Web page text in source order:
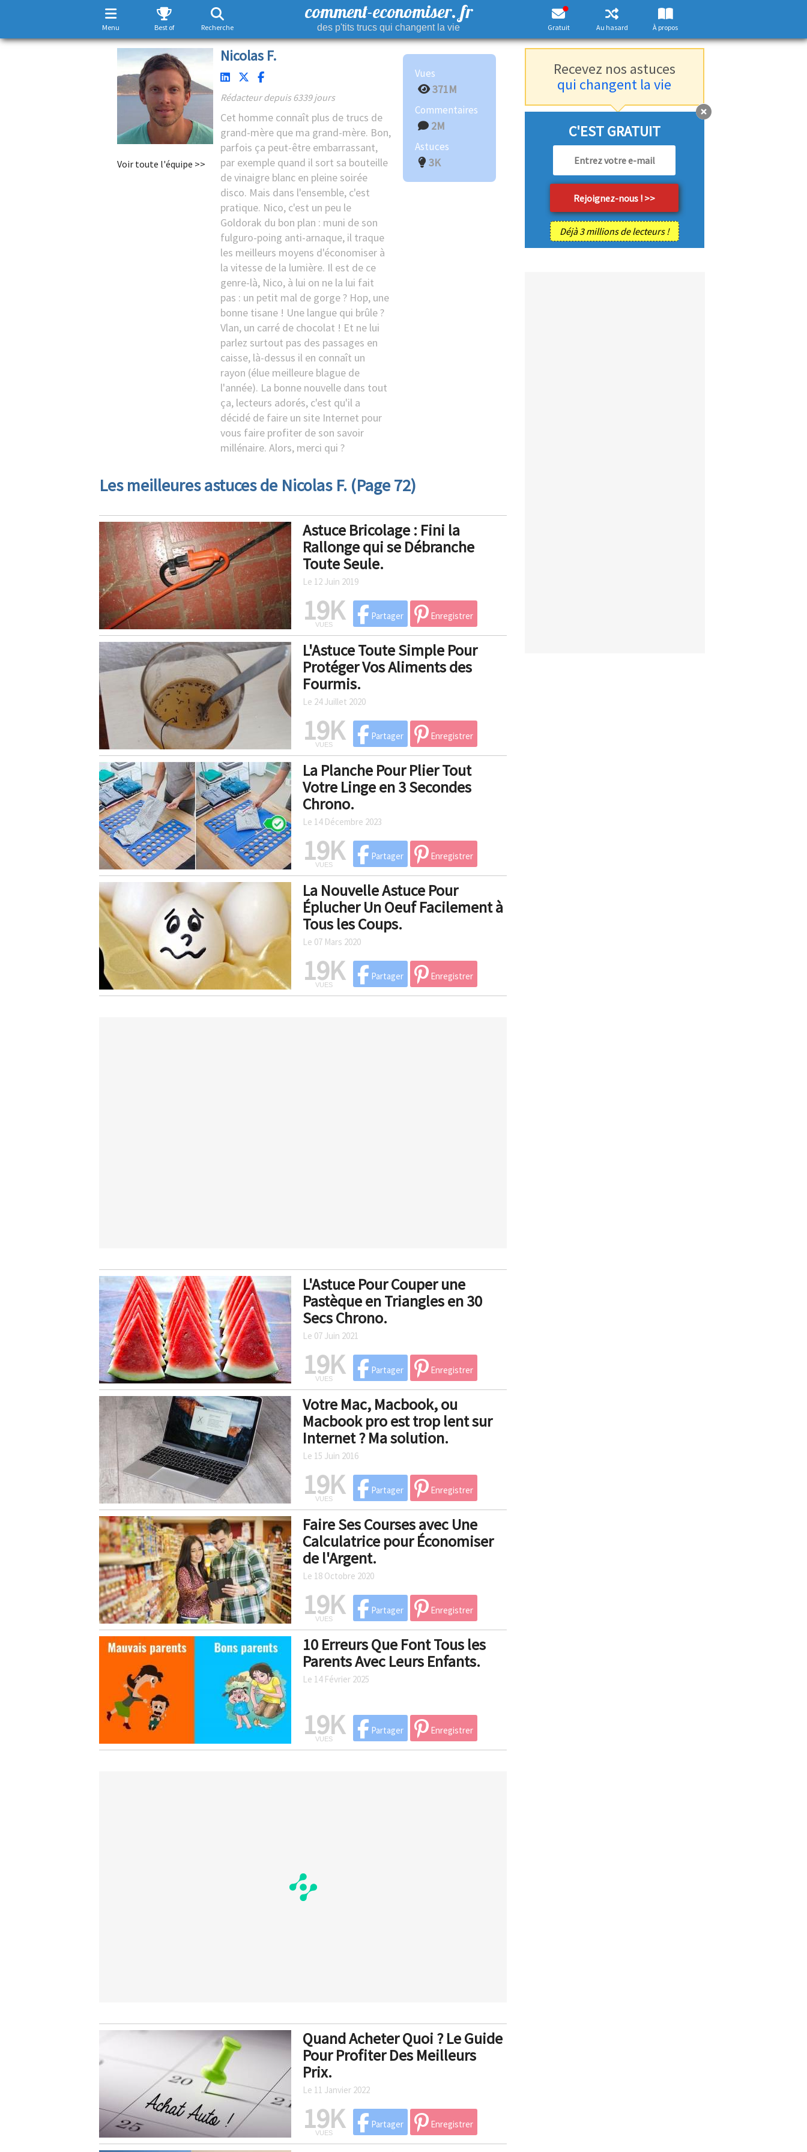
Menu Best of Recherche
comment-economiser. fr
des p'tits trucs qui changent la vie Gratuit Au hasard À propos
Voir toute l'équipe >>
Nicolas F.
Rédacteur depuis 6339 jours
Cet homme connaît plus de trucs de
grand-mère que ma grand-mère. Bon,
parfois ça peut-être embarrassant,
par exemple quand il sort sa bouteille
de vinaigre blanc en pleine soirée
disco. Mais dans l'ensemble, c'est
pratique. Nico, c'est un peu le
Goldorak du bon plan : muni de son
fulguro-poing anti-arnaque, il traque
les meilleurs moyens d'économiser à
la vitesse de la lumière. Il est de ce
genre-là, Nico, à lui on ne la lui fait
pas : un petit mal de gorge ? Hop, une
bonne tisane ! Une langue qui brûle ?
Vlan, un carré de chocolat ! Et ne lui
parlez surtout pas des passages en
caisse, là-dessus il en connaît un
rayon (élue meilleure blague de
l'année). La bonne nouvelle dans tout
ça, lecteurs adorés, c'est qu'il a
décidé de faire un site Internet pour
vous faire profiter de son savoir
millénaire. Alors, merci qui ?
Vues
371M
Commentaires
2M
Astuces
3K
Les meilleures astuces de Nicolas F. (Page 72)
Astuce Bricolage : Fini la
Rallonge qui se Débranche
Toute Seule.
Le 12 Juin 2019
19K
VUES
Partager Enregistrer
L'Astuce Toute Simple Pour
Protéger Vos Aliments des
Fourmis.
Le 24 Juillet 2020
19K
VUES
Partager Enregistrer
La Planche Pour Plier Tout
Votre Linge en 3 Secondes
Chrono.
Le 14 Décembre 2023
19K
VUES
Partager Enregistrer
La Nouvelle Astuce Pour
Éplucher Un Oeuf Facilement à
Tous les Coups.
Le 07 Mars 2020
19K
VUES
Partager Enregistrer
L'Astuce Pour Couper une
Pastèque en Triangles en 30
Secs Chrono.
Le 07 Juin 2021
19K
VUES
Partager Enregistrer
Votre Mac, Macbook, ou
Macbook pro est trop lent sur
Internet ? Ma solution.
Le 15 Juin 2016
19K
VUES
Partager Enregistrer
Faire Ses Courses avec Une
Calculatrice pour Économiser
de l'Argent.
Le 18 Octobre 2020
19K
VUES
Partager Enregistrer
10 Erreurs Que Font Tous les
Parents Avec Leurs Enfants.
Le 14 Février 2025
19K
VUES
Partager Enregistrer
Quand Acheter Quoi ? Le Guide
Pour Profiter Des Meilleurs
Prix.
Le 11 Janvier 2022
19K
VUES
Partager Enregistrer
Recevez nos astuces
qui changent la vie
C'EST GRATUIT
Déjà 3 millions de lecteurs !